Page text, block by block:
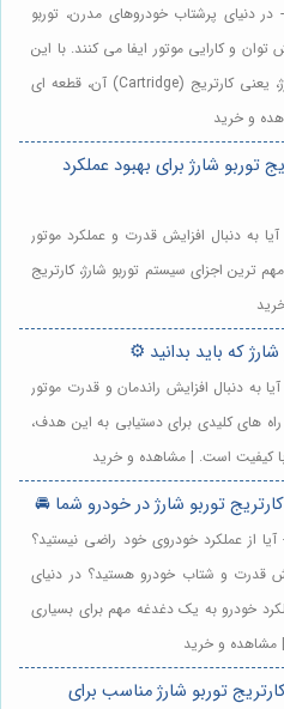
در دنیای پرشتاب خودروهای مدرن، توربو
و کارایی موتور ایفا می کنند. با این
حال، قلب تپنده هر توربو شارژ، یعنی کارتریج (Cartridge) آن، قطعه ای
و خرید
توربو شارژ برای بهبود عملکرد
آیا به دنبال افزایش قدرت و عملکرد موتور
ترین اجزای سیستم توربو شارژ، کارتریج
به دنبال افزایش راندمان و قدرت موتور
های کلیدی برای دستیابی به این هدف،
با کیفیت است. | مشاهده و خرید
آیا از عملکرد خودروی خود راضی نیستید؟
قدرت و شتاب خودرو هستید؟ در دنیای
خودرو به یک دغدغه مهم برای بسیاری
مشاهده و خرید
کارتریج توربو شارژ مناسب برای